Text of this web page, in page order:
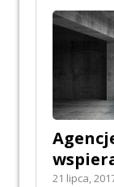
21 lipca,